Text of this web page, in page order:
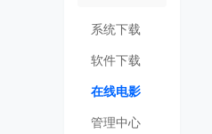
系统下载
软件下载
在线电影
管理中心